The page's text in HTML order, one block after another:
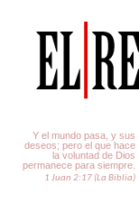
Y el mundo pasa, y sus
deseos; pero el que hace
la voluntad de Dios
permanece para siempre.
1 Juan 2:17 (La Biblia)